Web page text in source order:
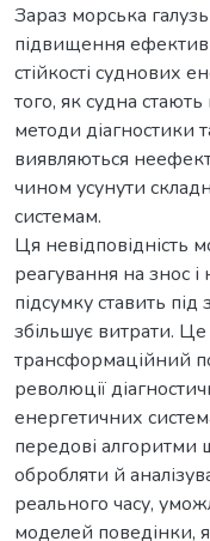
Зараз морська
підвищення
стійкості суднових
того, як судна
методи діагностики
виявляються
чином усунути
системам.
Ця невідповідність
реагування на знос
підсумку ставить
збільшує витрати.
трансформаційний
революції
енергетичних
передові алгоритми
обробляти й
реального часу,
моделей поведінки,